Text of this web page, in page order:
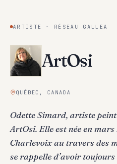
ARTISTE · RÉSEAU GALLEA
ArtOsi
QUÉBEC, CANADA
Odette Simard, artiste
ArtOsi. Elle est née en
Charlevoix au travers des
se rappelle d’avoir